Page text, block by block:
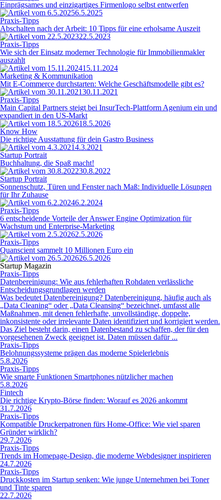
Einprägsames und einzigartiges Firmenlogo selbst entwerfen
6.5.2025
Praxis-Tipps
Abschalten nach der Arbeit: 10 Tipps für eine erholsame Auszeit
22.5.2023
Praxis-Tipps
Wie sich der Einsatz moderner Technologie für Immobilienmakler
auszahlt
15.11.2024
Marketing & Kommunikation
Mit E-Commerce durchstarten: Welche Geschäftsmodelle gibt es?
30.11.2021
Praxis-Tipps
Main Capital Partners steigt bei InsurTech-Plattform Agenium ein und
expandiert in den US-Markt
18.5.2026
Know How
Die richtige Ausstattung für dein Gastro Business
4.3.2021
Startup Portrait
Buchhaltung, die Spaß macht!
30.8.2022
Startup Portrait
Sonnenschutz, Türen und Fenster nach Maß: Individuelle Lösungen
für Ihr Zuhause
6.2.2024
Praxis-Tipps
6 entscheidende Vorteile der Answer Engine Optimization für
Wachstum und Enterprise-Marketing
2.5.2026
Praxis-Tipps
Quanscient sammelt 10 Millionen Euro ein
26.5.2026
Startup Magazin
Praxis-Tipps
Datenbereinigung: Wie aus fehlerhaften Rohdaten verlässliche
Entscheidungsgrundlagen werden
Was bedeutet Datenbereinigung? Datenbereinigung, häufig auch als
„Data Cleaning“ oder „Data Cleansing“ bezeichnet, umfasst alle
Maßnahmen, mit denen fehlerhafte, unvollständige, doppelte,
inkonsistente oder irrelevante Daten identifiziert und korrigiert werden.
Das Ziel besteht darin, einen Datenbestand zu schaffen, der für den
vorgesehenen Zweck geeignet ist. Daten müssen dafür ...
Praxis-Tipps
Belohnungssysteme prägen das moderne Spielerlebnis
5.8.2026
Praxis-Tipps
Wie smarte Funktionen Smartphones nützlicher machen
5.8.2026
Fintech
Die richtige Krypto-Börse finden: Worauf es 2026 ankommt
31.7.2026
Praxis-Tipps
Kompatible Druckerpatronen fürs Home-Office: Wie viel sparen
Gründer wirklich?
29.7.2026
Praxis-Tipps
Trends im Homepage-Design, die moderne Webdesigner inspirieren
24.7.2026
Praxis-Tipps
Druckkosten im Startup senken: Wie junge Unternehmen bei Toner
und Tinte sparen
22.7.2026